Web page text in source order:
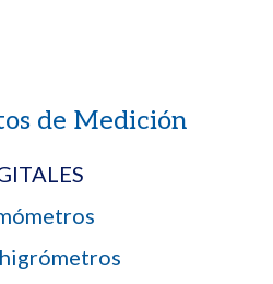
de Medición